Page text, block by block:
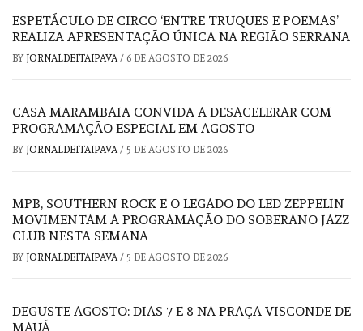
ESPETÁCULO DE CIRCO ‘ENTRE TRUQUES E POEMAS’
REALIZA APRESENTAÇÃO ÚNICA NA REGIÃO SERRANA
BY JORNALDEITAIPAVA/ 6 DE AGOSTO DE 2026
CASA MARAMBAIA CONVIDA A DESACELERAR COM
PROGRAMAÇÃO ESPECIAL EM AGOSTO
BY JORNALDEITAIPAVA/ 5 DE AGOSTO DE 2026
MPB, SOUTHERN ROCK E O LEGADO DO LED ZEPPELIN
MOVIMENTAM A PROGRAMAÇÃO DO SOBERANO JAZZ
CLUB NESTA SEMANA
BY JORNALDEITAIPAVA/ 5 DE AGOSTO DE 2026
DEGUSTE AGOSTO: DIAS 7 E 8 NA PRAÇA VISCONDE DE
MAUÁ